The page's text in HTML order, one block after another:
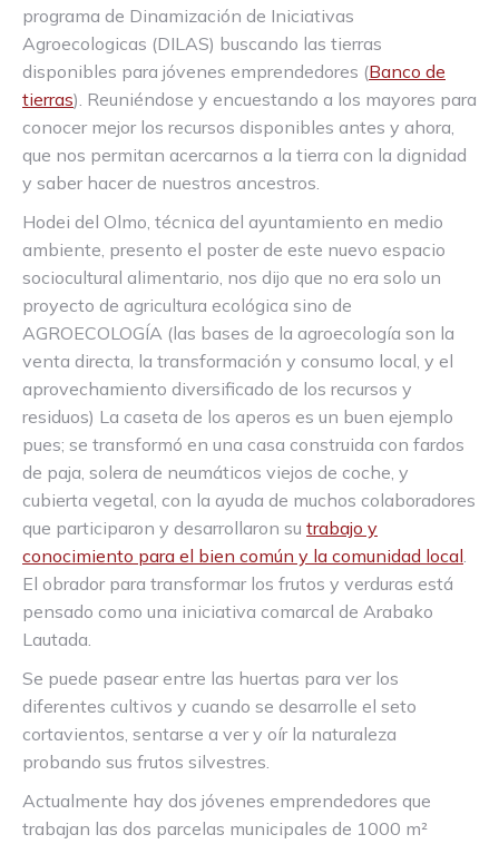
programa de Dinamización de Iniciativas
Agroecologicas (DILAS) buscando las tierras
disponibles para jóvenes emprendedores (Banco de
tierras). Reuniéndose y encuestando a los mayores para
conocer mejor los recursos disponibles antes y ahora,
que nos permitan acercarnos a la tierra con la dignidad
y saber hacer de nuestros ancestros.
Hodei del Olmo, técnica del ayuntamiento en medio
ambiente, presento el poster de este nuevo espacio
sociocultural alimentario, nos dijo que no era solo un
proyecto de agricultura ecológica sino de
AGROECOLOGÍA (las bases de la agroecología son la
venta directa, la transformación y consumo local, y el
aprovechamiento diversificado de los recursos y
residuos) La caseta de los aperos es un buen ejemplo
pues; se transformó en una casa construida con fardos
de paja, solera de neumáticos viejos de coche, y
cubierta vegetal, con la ayuda de muchos colaboradores
que participaron y desarrollaron su trabajo y
conocimiento para el bien común y la comunidad local.
El obrador para transformar los frutos y verduras está
pensado como una iniciativa comarcal de Arabako
Lautada.
Se puede pasear entre las huertas para ver los
diferentes cultivos y cuando se desarrolle el seto
cortavientos, sentarse a ver y oír la naturaleza
probando sus frutos silvestres.
Actualmente hay dos jóvenes emprendedores que
trabajan las dos parcelas municipales de 1000 m²